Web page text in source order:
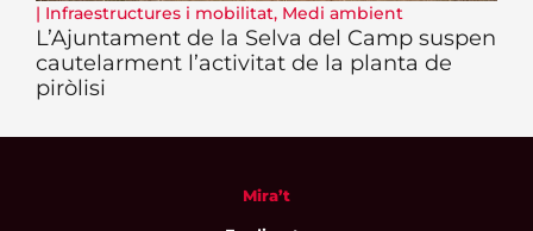
| Infraestructures i mobilitat, Medi ambient
L’Ajuntament de la Selva del Camp suspen
cautelarment l’activitat de la planta de
piròlisi
Mira’t